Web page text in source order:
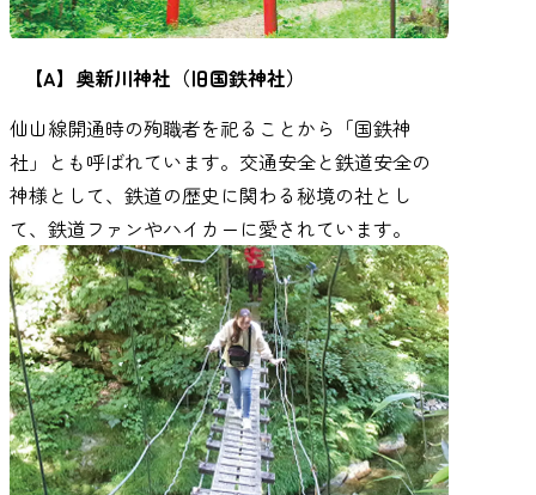
【A】奥新川神社（旧国鉄神社）
仙山線開通時の殉職者を祀ることから「国鉄神
社」とも呼ばれています。交通安全と鉄道安全の
神様として、鉄道の歴史に関わる秘境の社とし
て、鉄道ファンやハイカーに愛されています。